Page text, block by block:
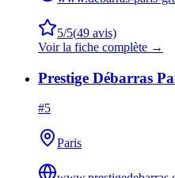
5/5(49 avis)
Voir la fiche complète →
Prestige Débarras
#5
Paris